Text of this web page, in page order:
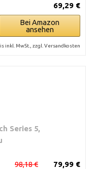
69,29 €
Bei Amazon
ansehen
inkl. MwSt., zzgl. Versandkosten
Series 5,
79,99 €
98,18 €